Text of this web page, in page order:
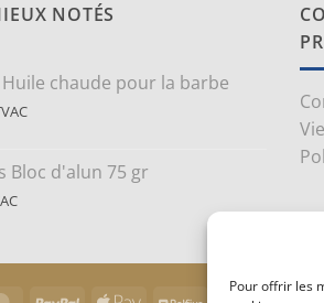
Pour offrir les
NOTÉS
chaude pour la barbe
Bloc d'alun 75 gr